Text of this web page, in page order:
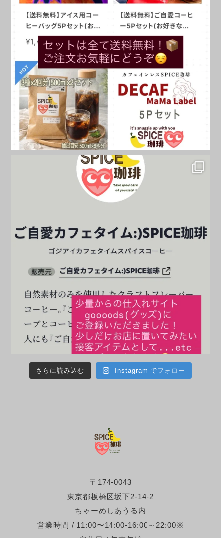
〒174-0043
東京都板橋区坂下2-14-2
ちゃーめしあうる内
営業時間 / 11:00〜14:00-16:00～22:00※
さらに読み込む Instagram でフォロー